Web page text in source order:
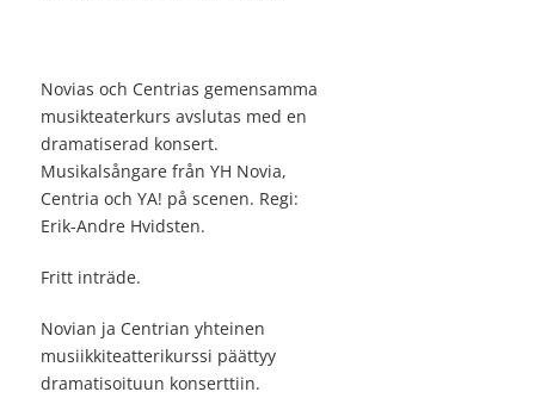
Novias och Centrias gemensamma
musikteaterkurs avslutas med en
dramatiserad konsert.
Musikalsångare från YH Novia,
Centria och YA! på scenen. Regi:
Erik-Andre Hvidsten.
Fritt inträde.
Novian ja Centrian yhteinen
musiikkiteatterikurssi päättyy
dramatisoituun konserttiin.